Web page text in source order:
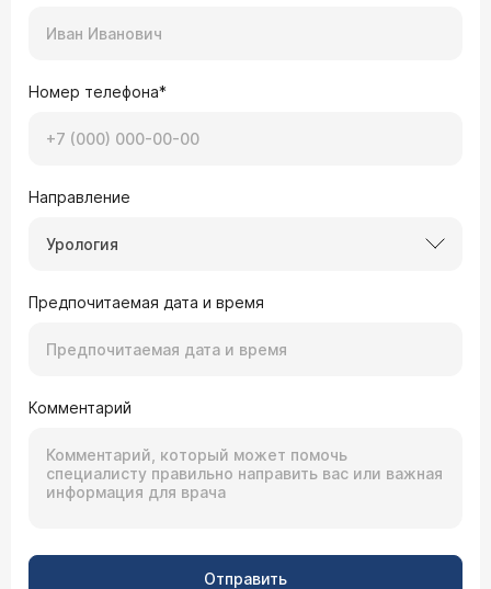
Номер телефона*
Направление
Урология
Предпочитаемая дата и время
Комментарий
Отправить